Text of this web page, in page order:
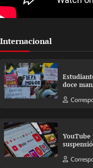
Internacional
doce
YouTube